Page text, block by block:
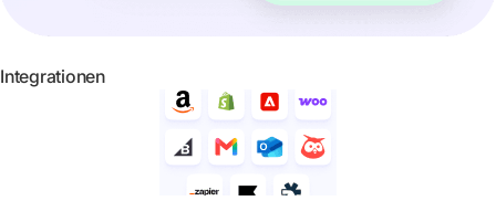
Integrationen